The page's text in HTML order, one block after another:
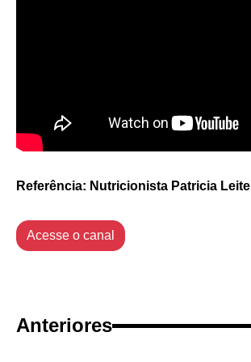
Referência: Nutricionista Patricia Leite
Acesse o canal
Anteriores